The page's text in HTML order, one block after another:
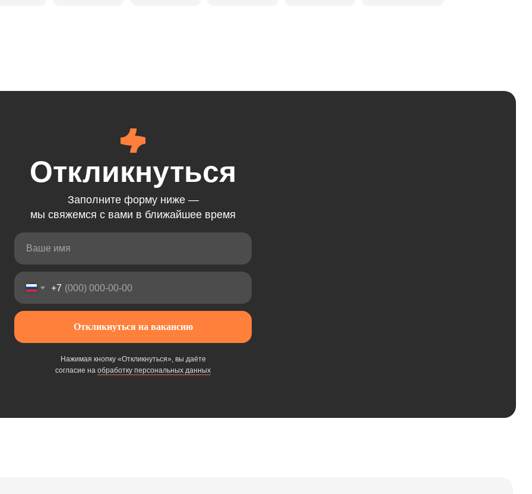
Откликнуться
Заполните форму ниже —
мы свяжемся с вами в ближайшее время
+7
Откликнуться на вакансию
Нажимая кнопку «Откликнуться», вы даёте
согласие на обработку персональных данных